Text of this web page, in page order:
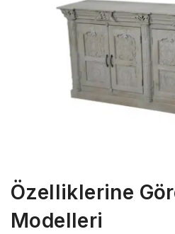
Özelliklerine
Modelleri